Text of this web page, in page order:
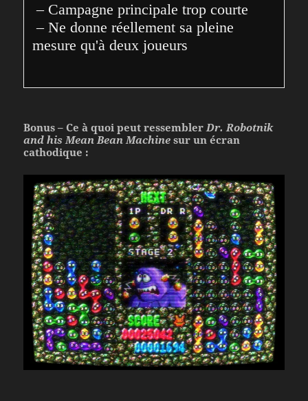
– Campagne principale trop courte
– Ne donne réellement sa pleine
mesure qu'à deux joueurs
Bonus – Ce à quoi peut ressembler Dr. Robotnik
and his Mean Bean Machine sur un écran
cathodique :